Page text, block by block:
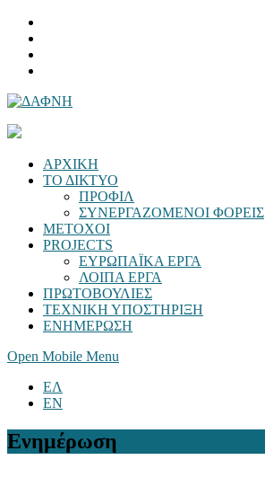
ΑΡΧΙΚΗ
ΤΟ ΔΙΚΤΥΟ
ΠΡΟΦΙΛ
ΣΥΝΕΡΓΑΖΟΜΕΝΟΙ ΦΟΡΕΙΣ
ΜΕΤΟΧΟΙ
PROJECTS
ΕΥΡΩΠΑΪΚΑ ΕΡΓΑ
ΛΟΙΠΑ ΕΡΓΑ
ΠΡΩΤΟΒΟΥΛΙΕΣ
ΤΕΧΝΙΚΗ ΥΠΟΣΤΗΡΙΞΗ
ΕΝΗΜΕΡΩΣΗ
Open Mobile Menu
ΕΛ
EN
Ενημέρωση